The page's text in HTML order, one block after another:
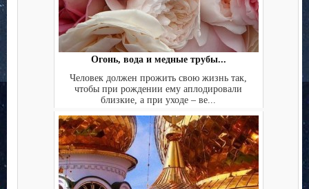
Огонь, вода и медные трубы...
Человек должен прожить свою жизнь так,
чтобы при рождении ему аплодировали
близкие, а при уходе – ве...